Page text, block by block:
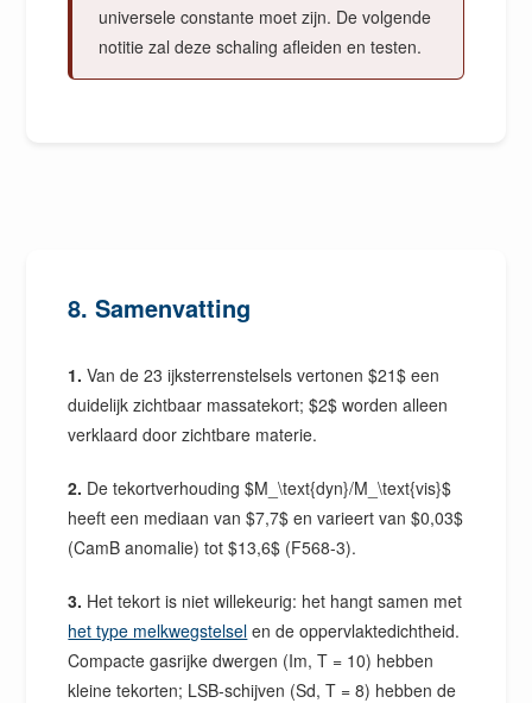
universele constante moet zijn. De volgende
notitie zal deze schaling afleiden en testen.
8. Samenvatting
1. Van de 23 ijksterrenstelsels vertonen $21$ een
duidelijk zichtbaar massatekort; $2$ worden alleen
verklaard door zichtbare materie.
2. De tekortverhouding $M_\text{dyn}/M_\text{vis}$
heeft een mediaan van $7,7$ en varieert van $0,03$
(CamB anomalie) tot $13,6$ (F568-3).
3. Het tekort is niet willekeurig: het hangt samen met
het type melkwegstelsel en de oppervlaktedichtheid.
Compacte gasrijke dwergen (Im, T = 10) hebben
kleine tekorten; LSB-schijven (Sd, T = 8) hebben de